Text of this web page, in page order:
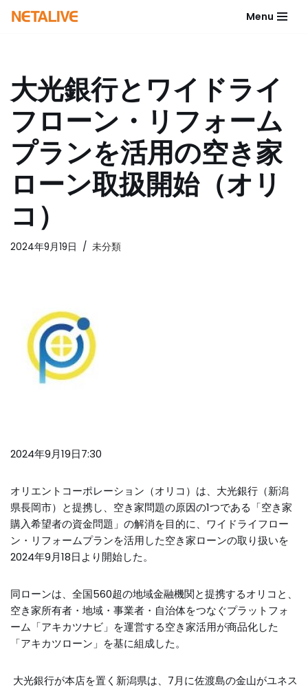
ン
ツ
へ
ス
ッ
Menu
大光銀行とワイドライ
フローン・リフォーム
プランを活用の空き家
ローン取扱開始（オリ
コ）
2024年9月19日 未分類
2024年9月19日7:30
オリエントコーポレーション（オリコ）は、大光銀行（新潟
県長岡市）と提携し、空き家問題の原因の1つである「空き家
購入希望者の資金問題」の解消を目的に、ワイドライフロー
ン・リフォームプランを活用した空き家ローンの取り扱いを
2024年9月18日より開始した。
同ローンは、全国560超の地域金融機関と提携するオリコと、
空き家所有者・地域・事業者・自治体をつなぐプラットフォ
ーム「アキカツナビ」を運営する空き家活用が商品化した
「アキカツローン」を基に組成した。
大光銀行が本店を置く新潟県は、7月に佐渡島の金山がユネス